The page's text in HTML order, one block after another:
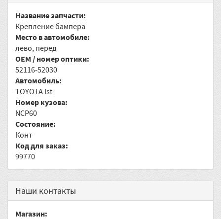
Название запчасти:
Крепление бампера
Место в автомобиле:
лево, перед
OEM / номер оптики:
52116-52030
Автомобиль:
TOYOTA Ist
Номер кузова:
NCP60
Состояние:
Конт
Код для заказ:
99770
Наши контакты
Магазин: